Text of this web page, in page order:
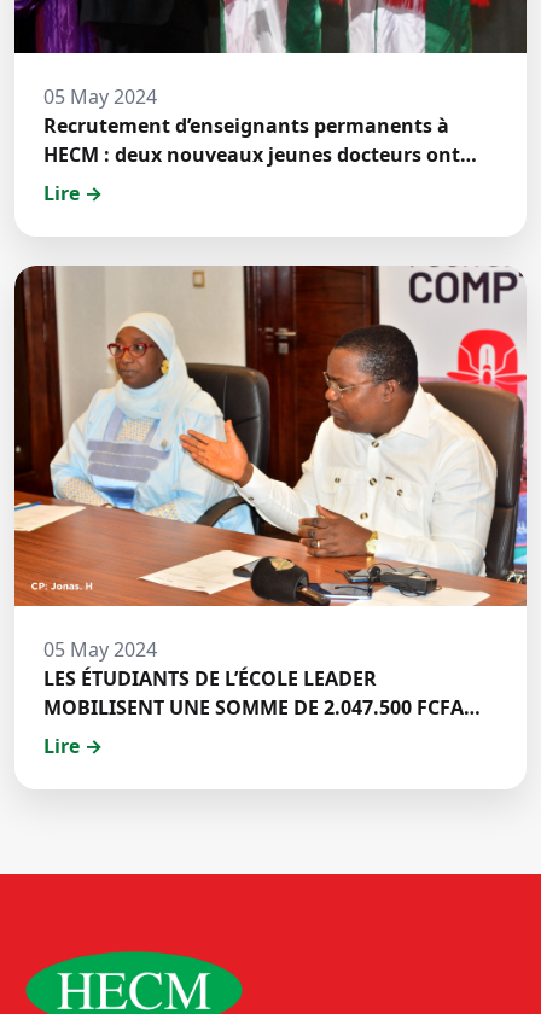
05 May 2024
Recrutement d’enseignants permanents à
HECM : deux nouveaux jeunes docteurs ont
prêté́ serment
Lire →
05 May 2024
LES ÉTUDIANTS DE L’ÉCOLE LEADER
MOBILISENT UNE SOMME DE 2.047.500 FCFA
POUR LE FONDS ZÉRO PALU:DISCOURS DE M.
DE HECM
Lire →